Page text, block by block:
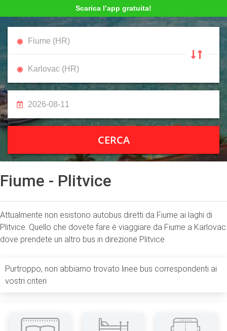
Scarica l’app gratuita!
CERCA
Fiume - Plitvice
Attualmente non esistono autobus diretti da Fiume ai laghi di
Plitvice. Quello che dovete fare è viaggiare da Fiume a Karlovac
dove prendete un altro bus in direzione Plitvice.
Purtroppo, non abbiamo trovato linee bus correspondenti ai
vostri criteri